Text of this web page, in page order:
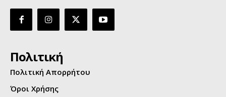
Πολιτική
Πολιτική Απορρήτου
Όροι Χρήσης